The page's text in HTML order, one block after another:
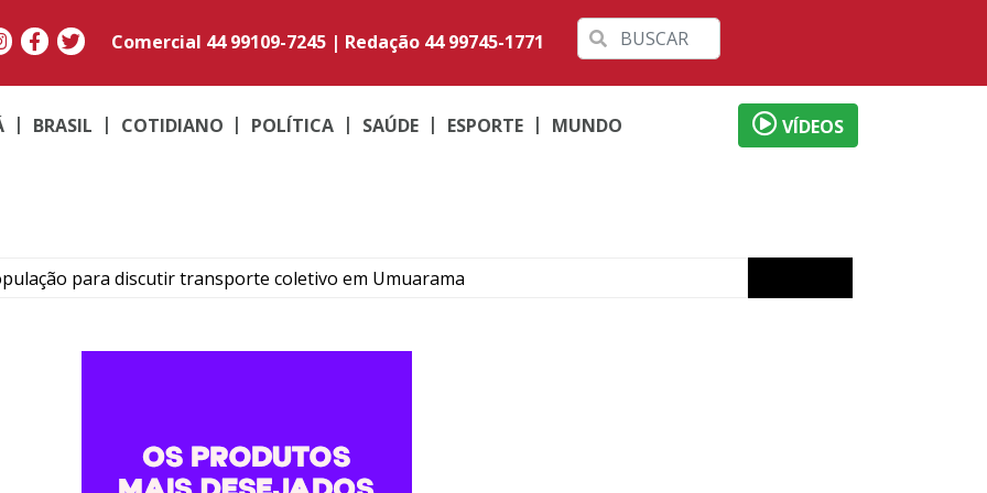
Comercial 44 99109-7245 | Redação 44 99745-1771
BRASIL COTIDIANO POLÍTICA SAÚDE ESPORTE MUNDO VÍDEOS
para discutir transporte coletivo em Umuarama
no Vestibular de Inverno 2026; Medicina lidera concorrência